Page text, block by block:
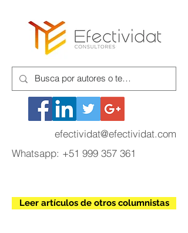
efectividat@efectividat.com
Whatsapp: +51 999 357 361
Leer artículos de otros columnistas